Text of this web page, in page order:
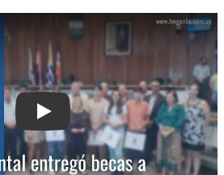
Play: Junta Departamental entregó